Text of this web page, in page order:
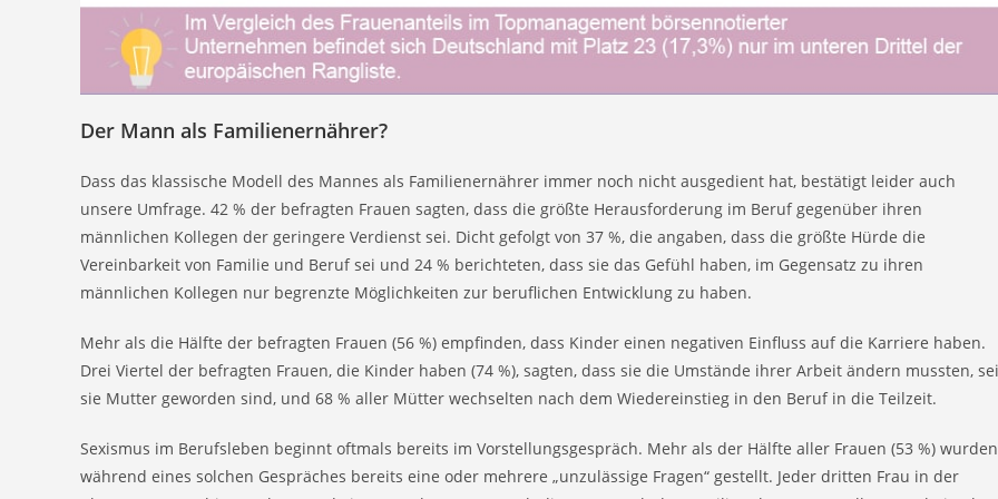
Der Mann als Familienernährer?
Dass das klassische Modell des Mannes als Familienernährer immer noch nicht ausgedient hat, bestätigt leider auch
unsere Umfrage. 42 % der befragten Frauen sagten, dass die größte Herausforderung im Beruf gegenüber ihren
männlichen Kollegen der geringere Verdienst sei. Dicht gefolgt von 37 %, die angaben, dass die größte Hürde die
Vereinbarkeit von Familie und Beruf sei und 24 % berichteten, dass sie das Gefühl haben, im Gegensatz zu ihren
männlichen Kollegen nur begrenzte Möglichkeiten zur beruflichen Entwicklung zu haben.
Mehr als die Hälfte der befragten Frauen (56 %) empfinden, dass Kinder einen negativen Einfluss auf die Karriere haben.
Drei Viertel der befragten Frauen, die Kinder haben (74 %), sagten, dass sie die Umstände ihrer Arbeit ändern mussten,
sie Mutter geworden sind, und 68 % aller Mütter wechselten nach dem Wiedereinstieg in den Beruf in die Teilzeit.
Sexismus im Berufsleben beginnt oftmals bereits im Vorstellungsgespräch. Mehr als der Hälfte aller Frauen (53 %) wurden
während eines solchen Gespräches bereits eine oder mehrere „unzulässige Fragen“ gestellt. Jeder dritten Frau in der